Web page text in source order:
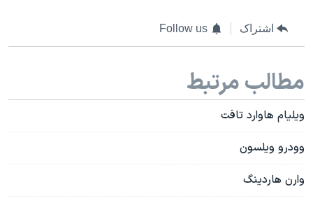
اشتراک Follow us
مطالب مرتبط
ویلیام هاوارد تافت
وودرو ویلسون
وارن هاردینگ